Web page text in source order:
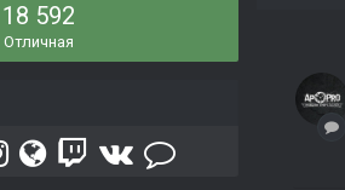
18 592
Отличная